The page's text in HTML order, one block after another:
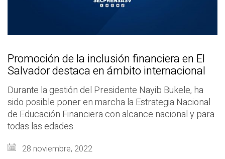
Promoción de la inclusión financiera en El
Salvador destaca en ámbito internacional
Durante la gestión del Presidente Nayib Bukele, ha
sido posible poner en marcha la Estrategia Nacional
de Educación Financiera con alcance nacional y para
todas las edades.
28 noviembre, 2022